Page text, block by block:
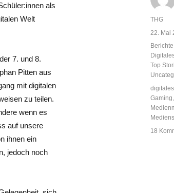
als
Welt
7. und 8.
Pitten aus
mit digitalen
zu teilen.
wenn es
auf unsere
ihnen ein
jedoch noch
Autor
THG
am
22. Mai
Top
Gaming,
18